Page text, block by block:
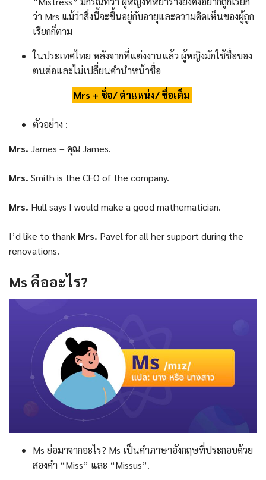
ว่า Mrs แม้ว่าสิ่งนี้จะขึ้นอยู่กับอายุและความคิดเห็นของผู้ถูก
เรียกก็ตาม
ในประเทศไทย หลังจากที่แต่งงานแล้ว ผู้หญิงมักใช้ชื่อของ
ตนต่อและไม่เปลี่ยนคำนำหน้าชื่อ
Mrs + ชื่อ/ ตำแหน่ง/ ชื่อเต็ม
ตัวอย่าง :
Mrs. James – คุณ James.
Mrs. Smith is the CEO of the company.
Mrs. Hull says I would make a good mathematician.
I’d like to thank Mrs. Pavel for all her support during the
renovations.
Ms คืออะไร?
Ms ย่อมาจากอะไร? Ms เป็นคำภาษาอังกฤษที่ประกอบด้วย
สองคำ “Miss” และ “Missus”.